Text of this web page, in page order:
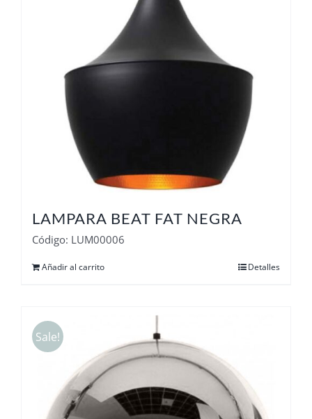
LAMPARA BEAT FAT NEGRA
Código: LUM00006
Añadir al carrito Detalles
Sale!